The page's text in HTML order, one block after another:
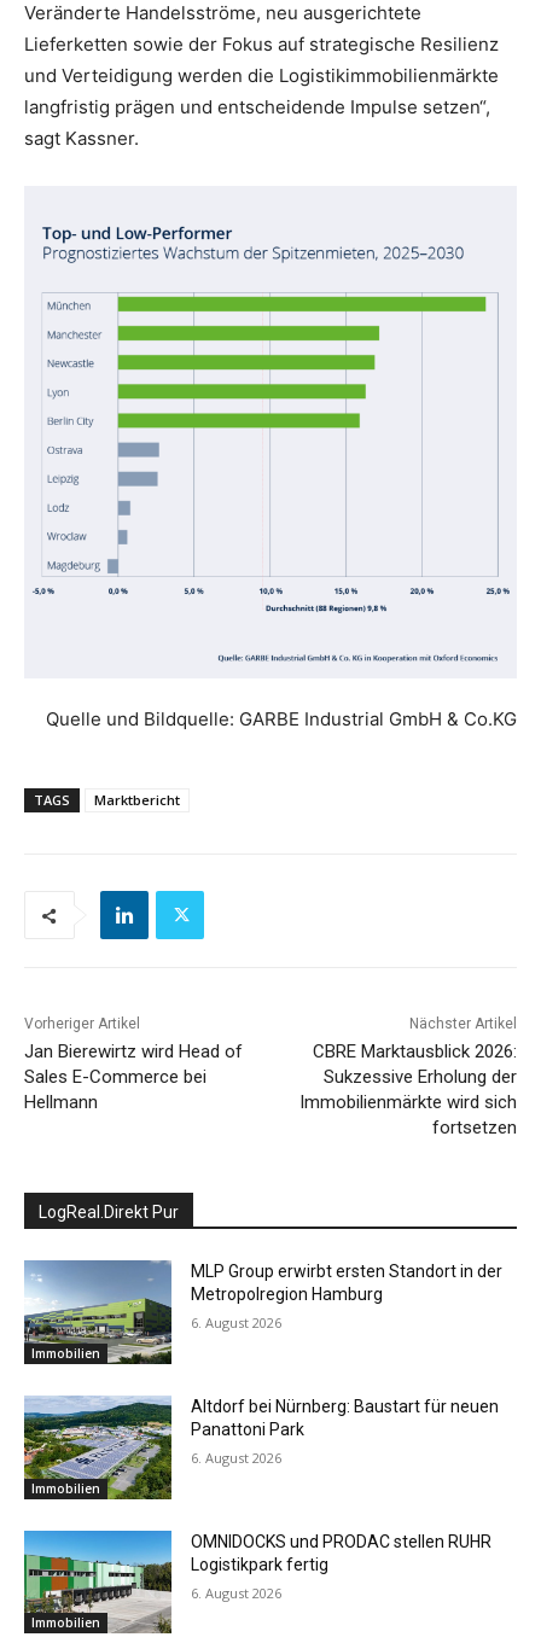
Veränderte Handelsströme, neu ausgerichtete
Lieferketten sowie der Fokus auf strategische Resilienz
und Verteidigung werden die Logistikimmobilienmärkte
langfristig prägen und entscheidende Impulse setzen“,
sagt Kassner.
Quelle und Bildquelle: GARBE Industrial GmbH & Co.KG
TAGS Marktbericht
Vorheriger Artikel
Jan Bierewirtz wird Head of
Sales E-Commerce bei
Hellmann
Nächster Artikel
CBRE Marktausblick 2026:
Sukzessive Erholung der
Immobilienmärkte wird sich
fortsetzen
LogReal.Direkt Pur
Immobilien
MLP Group erwirbt ersten Standort in der
Metropolregion Hamburg
6. August 2026
Immobilien
Altdorf bei Nürnberg: Baustart für neuen
Panattoni Park
6. August 2026
Immobilien
OMNIDOCKS und PRODAC stellen RUHR
Logistikpark fertig
6. August 2026